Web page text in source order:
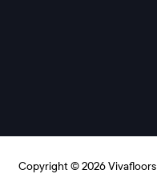
Copyright © 2026 Vivafloors